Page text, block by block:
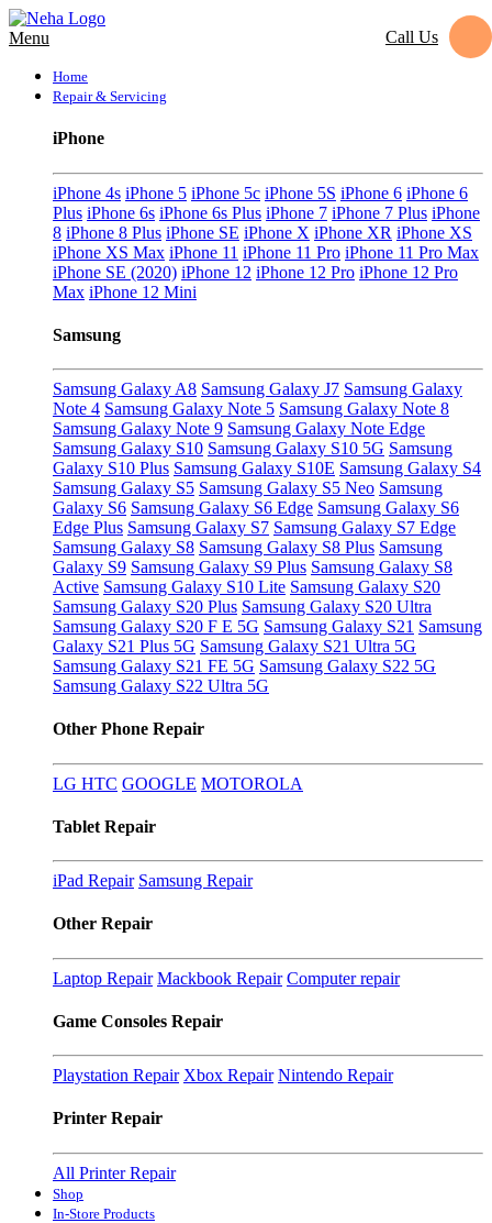
Menu Call Us
Home
Repair & Servicing
iPhone
iPhone 4s iPhone 5 iPhone 5c iPhone 5S iPhone 6 iPhone 6
Plus iPhone 6s iPhone 6s Plus iPhone 7 iPhone 7 Plus iPhone
8 iPhone 8 Plus iPhone SE iPhone X iPhone XR iPhone XS
iPhone XS Max iPhone 11 iPhone 11 Pro iPhone 11 Pro Max
iPhone SE (2020) iPhone 12 iPhone 12 Pro iPhone 12 Pro
Max iPhone 12 Mini
Samsung
Samsung Galaxy A8 Samsung Galaxy J7 Samsung Galaxy
Note 4 Samsung Galaxy Note 5 Samsung Galaxy Note 8
Samsung Galaxy Note 9 Samsung Galaxy Note Edge
Samsung Galaxy S10 Samsung Galaxy S10 5G Samsung
Galaxy S10 Plus Samsung Galaxy S10E Samsung Galaxy S4
Samsung Galaxy S5 Samsung Galaxy S5 Neo Samsung
Galaxy S6 Samsung Galaxy S6 Edge Samsung Galaxy S6
Edge Plus Samsung Galaxy S7 Samsung Galaxy S7 Edge
Samsung Galaxy S8 Samsung Galaxy S8 Plus Samsung
Galaxy S9 Samsung Galaxy S9 Plus Samsung Galaxy S8
Active Samsung Galaxy S10 Lite Samsung Galaxy S20
Samsung Galaxy S20 Plus Samsung Galaxy S20 Ultra
Samsung Galaxy S20 F E 5G Samsung Galaxy S21 Samsung
Galaxy S21 Plus 5G Samsung Galaxy S21 Ultra 5G
Samsung Galaxy S21 FE 5G Samsung Galaxy S22 5G
Samsung Galaxy S22 Ultra 5G
Other Phone Repair
LG HTC GOOGLE MOTOROLA
Tablet Repair
iPad Repair Samsung Repair
Other Repair
Laptop Repair Mackbook Repair Computer repair
Game Consoles Repair
Playstation Repair Xbox Repair Nintendo Repair
Printer Repair
All Printer Repair
Shop
In-Store Products